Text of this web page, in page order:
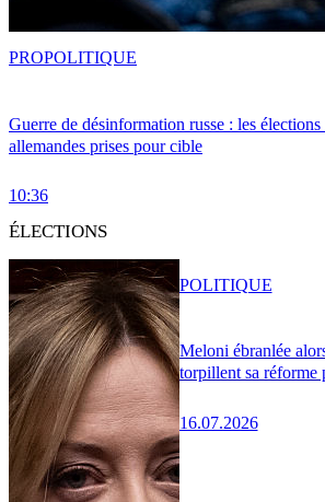
Guerre de désinformation russe : les
allemandes prises pour cible
10:36
PROPOLITIQUE
ÉLECTIONS
Meloni ébranlée
torpillent sa réforme
16.07.2026
POLITIQUE